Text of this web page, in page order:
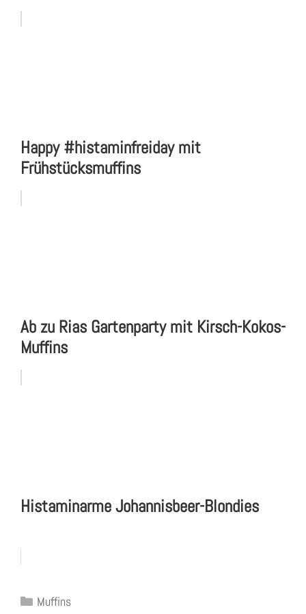
Happy #histaminfreiday mit
Frühstücksmuffins
Ab zu Rias Gartenparty mit Kirsch-Kokos-
Muffins
Histaminarme Johannisbeer-Blondies
Kategorien
Muffins